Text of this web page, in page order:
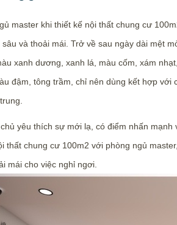
master khi thiết kế nội thất chung cư
và thoải mái. Trở về sau ngày dài mệt
xanh dương, xanh lá, màu cốm, xám
đậm, tông trầm, chỉ nên dùng kết hợp
yêu thích sự mới lạ, có điểm nhấn
thất chung cư 100m2 với phòng ngủ
mái cho việc nghỉ ngơi.